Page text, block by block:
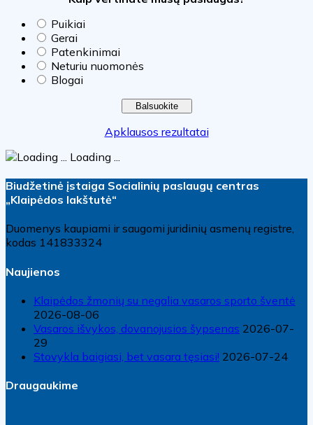
Puikiai
Gerai
Patenkinimai
Neturiu nuomonės
Blogai
Apklausos rezultatai
Loading ...
Biudžetinė įstaiga Socialinių paslaugų centras
„Klaipėdos lakštutė“
Duomenys kaupiami ir saugomi juridinių asmenų registre,
kodas 141833324
Naujienos
Klaipėdos žmonių su negalia vasaros sporto šventė
2026-08-06
Vasaros išvykos, dovanojusios šypsenas 2026-07-
29
Stovykla baigiasi, bet vasara tęsiasi! 2026-07-24
Draugaukime